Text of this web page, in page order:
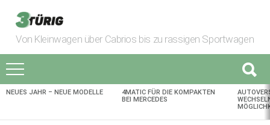
Von Kleinwagen über Cabrios bis zu rassigen Sportwagen
AKTUELLES
NEUES JAHR – NEUE MODELLE
4MATIC FÜR DIE KOMPAKTEN
BEI MERCEDES